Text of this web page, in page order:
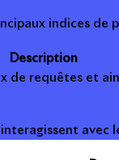
indices
Description
de requêtes et